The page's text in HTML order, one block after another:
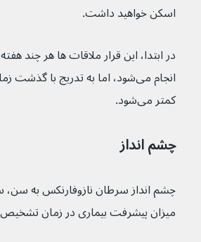
اسکن خواهید داشت.
در ابتدا، این قرار ملاقات ها هر چند
انجام می‌شود، اما به تدریج با
کمتر می‌شود.
چشم انداز
چشم انداز سرطان نازوفارنکس به
میزان پیشرفت بیماری در زمان